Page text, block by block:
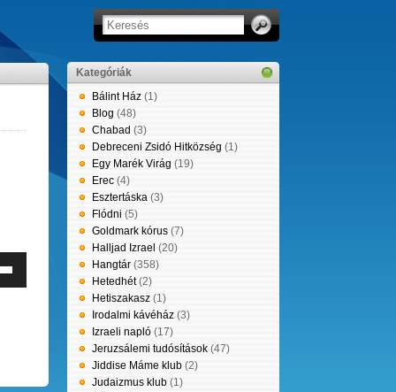
Kategóriák
Bálint Ház (1)
Blog (48)
Chabad (3)
Debreceni Zsidó Hitközség (1)
Egy Marék Virág (19)
Erec (4)
Esztertáska (3)
Flódni (5)
Goldmark kórus (7)
Halljad Izrael (20)
Hangtár (358)
Hetedhét(2)
Hetiszakasz (1)
Irodalmi kávéház (3)
Izraeli napló (17)
Jeruzsálemi tudósítások (47)
Jiddise Máme klub (2)
Judaizmus klub (1)